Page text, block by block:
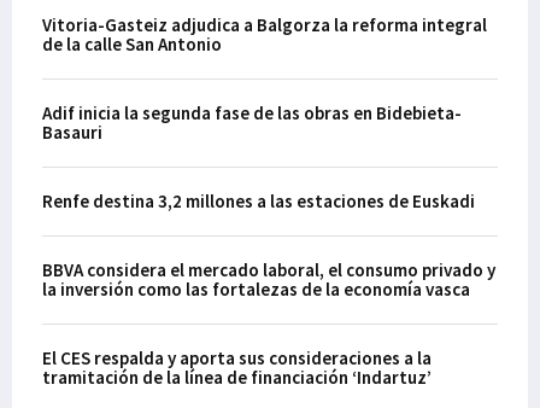
Vitoria-Gasteiz adjudica a Balgorza la reforma integral
de la calle San Antonio
Adif inicia la segunda fase de las obras en Bidebieta-
Basauri
Renfe destina 3,2 millones a las estaciones de Euskadi
BBVA considera el mercado laboral, el consumo privado y
la inversión como las fortalezas de la economía vasca
El CES respalda y aporta sus consideraciones a la
tramitación de la línea de financiación ‘Indartuz’